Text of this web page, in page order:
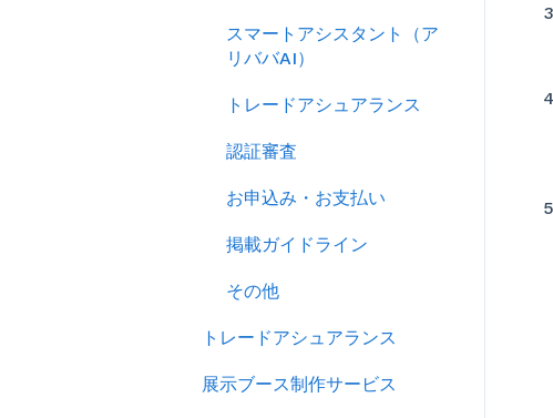
析する
スマートアシスタント（ア
リババAI）
トレードアシュアランス
認証審査
お申込み・お支払い
掲載ガイドライン
その他
トレードアシュアランス
展示ブース制作サービス